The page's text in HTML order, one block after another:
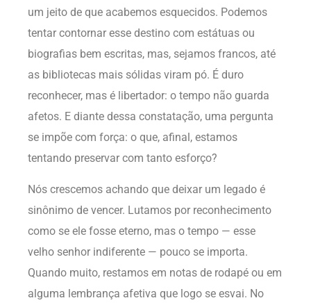
um jeito de que acabemos esquecidos. Podemos
tentar contornar esse destino com estátuas ou
biografias bem escritas, mas, sejamos francos, até
as bibliotecas mais sólidas viram pó. É duro
reconhecer, mas é libertador: o tempo não guarda
afetos. E diante dessa constatação, uma pergunta
se impõe com força: o que, afinal, estamos
tentando preservar com tanto esforço?
Nós crescemos achando que deixar um legado é
sinônimo de vencer. Lutamos por reconhecimento
como se ele fosse eterno, mas o tempo — esse
velho senhor indiferente — pouco se importa.
Quando muito, restamos em notas de rodapé ou em
alguma lembrança afetiva que logo se esvai. No